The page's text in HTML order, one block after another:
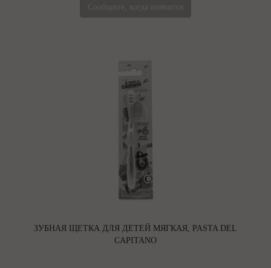
ЗУБНАЯ ЩЕТКА ДЛЯ ДЕТЕЙ МЯГКАЯ, PASTA DEL
CAPITANO